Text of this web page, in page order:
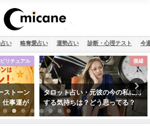
い 略奪愛占い 運勢占い 診断・心理テスト 今
復縁
の私に対
てる？
恋愛
タロット占い・彼氏からの連絡が
来ない理由は？待つほうがいい？